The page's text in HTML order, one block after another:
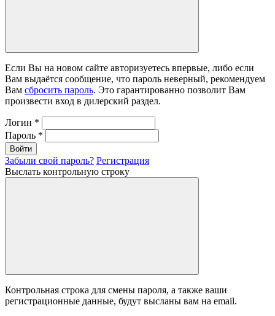
Если Вы на новом сайте авторизуетесь впервые, либо если
Вам выдаётся сообщение, что пароль неверный, рекомендуем
Вам сбросить пароль. Это гарантированно позволит Вам
произвести вход в дилерский раздел.
Логин *
Пароль *
Войти
Забыли свой пароль? Регистрация
Выслать контрольную строку
Контрольная строка для смены пароля, а также ваши
регистрационные данные, будут высланы вам на email.